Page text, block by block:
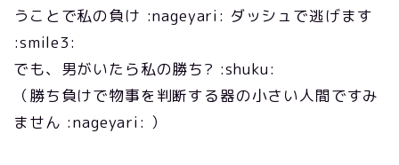
うことで私の負け :nageyari: ダッシュで逃げます
:smile3:
でも、男がいたら私の勝ち? :shuku:
（勝ち負けで物事を判断する器の小さい人間ですみ
ません :nageyari: ）